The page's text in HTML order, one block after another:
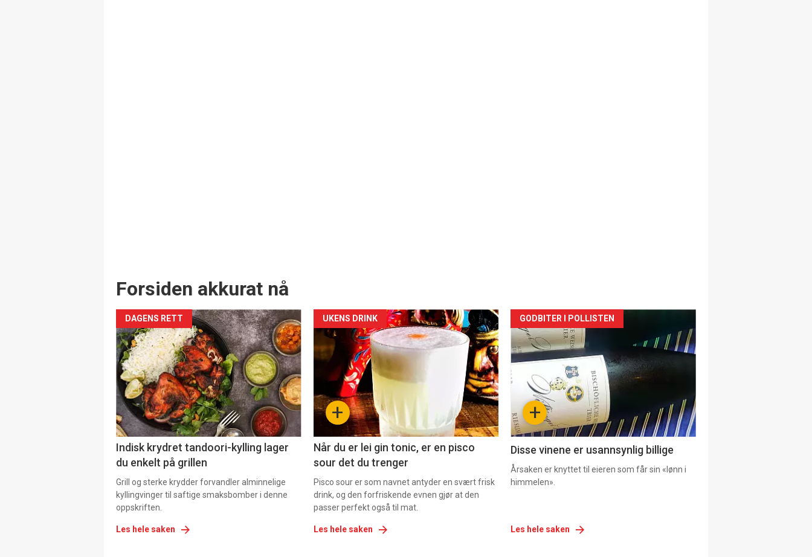
Forsiden akkurat nå
DAGENS RETT
Indisk krydret tandoori-kylling lager
du enkelt på grillen
Grill og sterke krydder forvandler alminnelige
kyllingvinger til saftige smaksbomber i denne
oppskriften.
Les hele saken
Forsiden
akkurat
nå
-
+
UKENS DRINK
Når du er lei gin tonic, er en pisco
sour det du trenger
Pisco sour er som navnet antyder en svært frisk
drink, og den forfriskende evnen gjør at den
passer perfekt også til mat.
Les hele saken
Forsiden
akkurat
nå
3 +
GODBITER I POLLISTEN
Disse vinene er usannsynlig billige
Årsaken er knyttet til eieren som får sin «lønn i
himmelen».
Les hele saken